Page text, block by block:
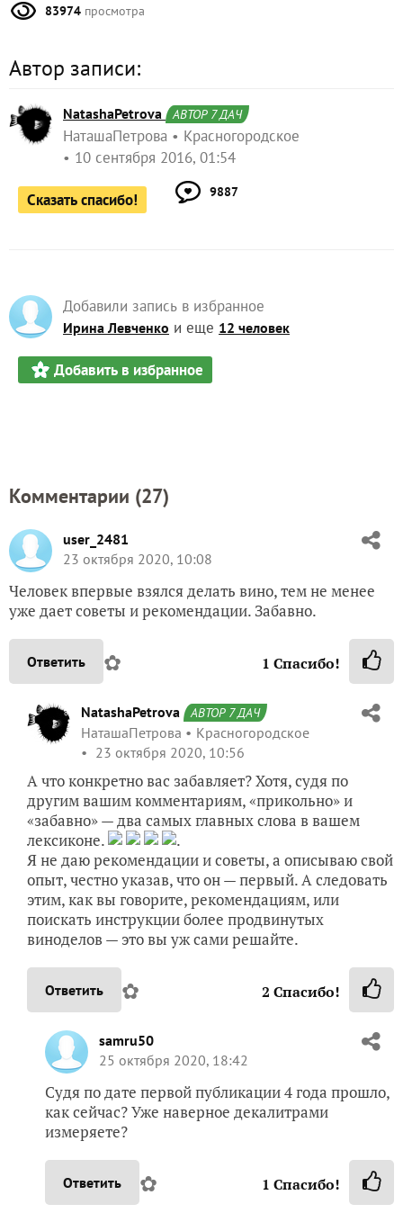
83974 просмотра
Автор записи:
NatashaPetrova АВТОР 7 ДАЧ
НаташаПетрова
Красногородское
10 сентября 2016, 01:54
Сказать спасибо! 9887
Добавили запись в избранное
Ирина Левченко и еще 12 человек
Добавить в избранное
Комментарии (27)
user_2481
23 октября 2020, 10:08
Человек впервые взялся делать вино, тем не менее
уже дает советы и рекомендации. Забавно.
Ответить ✿ 1 Спасибо!
NatashaPetrova АВТОР 7 ДАЧ
НаташаПетрова
Красногородское
23 октября 2020, 10:56
А что конкретно вас забавляет? Хотя, судя по
другим вашим комментариям, «прикольно» и
«забавно» — два самых главных слова в вашем
лексиконе.
.
Я не даю рекомендации и советы, а описываю свой
опыт, честно указав, что он — первый. А следовать
этим, как вы говорите, рекомендациям, или
поискать инструкции более продвинутых
виноделов — это вы уж сами решайте.
Ответить ✿ 2 Спасибо!
samru50
25 октября 2020, 18:42
Судя по дате первой публикации 4 года прошло,
как сейчас? Уже наверное декалитрами
измеряете?
Ответить ✿ 1 Спасибо!